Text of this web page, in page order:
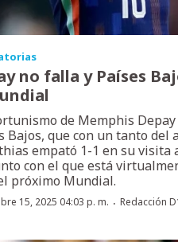
no falla y Países
de Memphis
Bajos, que con un tanto del
empató 1-1 en su visita
con el que está
próximo Mundial.
15, 2025 04:03 p. m. ·Redacción